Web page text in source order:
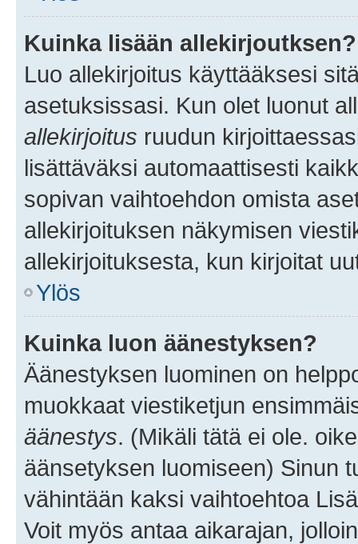
Kuinka lisään allekirjoutksen?
Luo allekirjoitus käyttääksesi
asetuksissasi. Kun olet luonut
allekirjoitus ruudun
lisättäväksi automaattisesti
sopivan vaihtoehdon omista
allekirjoituksen näkymisen
allekirjoituksesta, kun kirjoitat
Ylös
Kuinka luon äänestyksen?
Äänestyksen luominen on
muokkaat viestiketjun
äänestys. (Mikäli tätä ei ole.
äänsetyksen luomiseen) Sinun
vähintään kaksi vaihtoehtoa
Voit myös antaa aikarajan,